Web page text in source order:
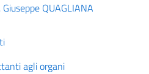
QUAGLIANA
agli organi